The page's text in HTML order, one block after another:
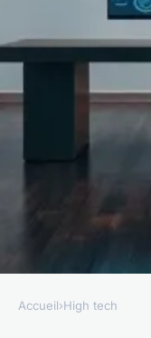
HIGH TECH
Accueil›High tech